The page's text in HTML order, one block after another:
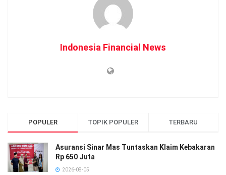
Indonesia Financial News
POPULER TOPIK POPULER TERBARU
Asuransi Sinar Mas Tuntaskan Klaim Kebakaran
Rp 650 Juta
2026-08-05